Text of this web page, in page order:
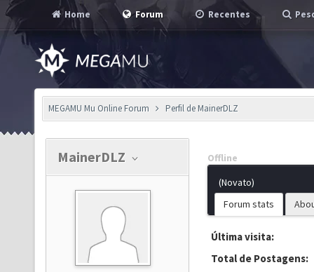
Home Forum Recentes
MEGAMU Mu Online Forum Perfil de MainerDLZ
MainerDLZ
Offline
(Novato)
Forum stats
Última visita:
Total de Postagens: